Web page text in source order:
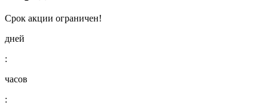
Срок акции ограничен!
дней
:
часов
: